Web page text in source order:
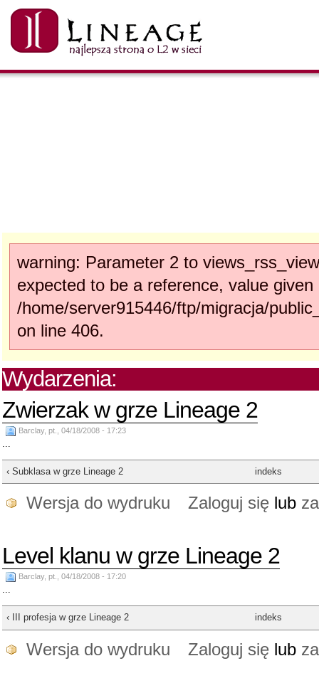
warning: Parameter 2 to
expected to be a reference, value given
/home/server915446/ftp/migracja/
on line 406.
Wydarzenia:
Zwierzak w grze Lineage 2
Barclay, pt., 04/18/2008 - 17:23
‹ Subklasa w grze Lineage 2 indeks
Wersja do wydruku Zaloguj sięlub
Level klanu w grze Lineage 2
Barclay, pt., 04/18/2008 - 17:20
...
‹ III profesja w grze Lineage 2 indeks
Wersja do wydruku Zaloguj sięlub